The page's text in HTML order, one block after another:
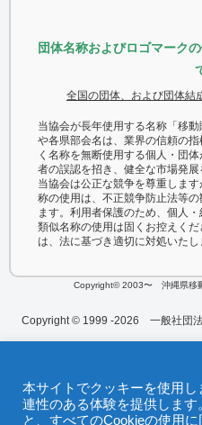
団体名称およびロゴマーク
全国の団体、および団体結
当協会が長年使用する名称「移
や各県部会名は、業界の信頼の
く名称を無断使用する個人・団
者の誤認を招き、健全な市場発展
当協会は公正な競争を尊重しま
称の使用は、不正競争防止法等
ます。利用者保護のため、個人
類似名称の使用は固くお控えく
は、法に基づき適切に対処いたし
Copyright© 2003〜 沖縄県移
Copyright © 1999 -2026 一般社団
本サイトでクッキーを使用
連性のある体験を提供しま
と、すべてのCookieの使用に